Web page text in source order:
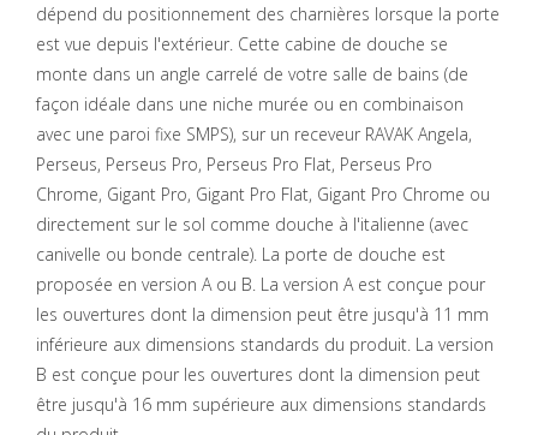
dépend du positionnement des charnières lorsque la porte
est vue depuis l'extérieur. Cette cabine de douche se
monte dans un angle carrelé de votre salle de bains (de
façon idéale dans une niche murée ou en combinaison
avec une paroi fixe SMPS), sur un receveur RAVAK Angela,
Perseus, Perseus Pro, Perseus Pro Flat, Perseus Pro
Chrome, Gigant Pro, Gigant Pro Flat, Gigant Pro Chrome ou
directement sur le sol comme douche à l'italienne (avec
canivelle ou bonde centrale). La porte de douche est
proposée en version A ou B. La version A est conçue pour
les ouvertures dont la dimension peut être jusqu'à 11 mm
inférieure aux dimensions standards du produit. La version
B est conçue pour les ouvertures dont la dimension peut
être jusqu'à 16 mm supérieure aux dimensions standards